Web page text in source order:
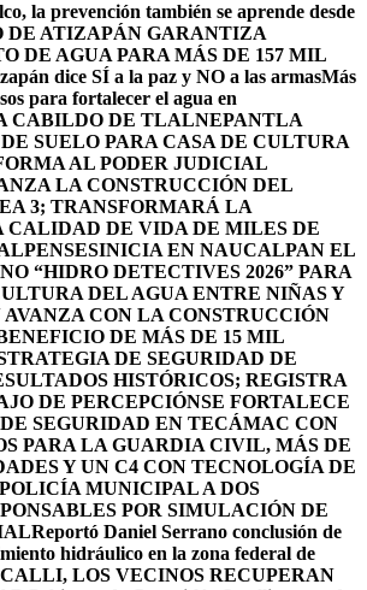
la prevención también se aprende desde
DE ATIZAPÁN GARANTIZA
DE AGUA PARA MÁS DE 157 MIL
dice SÍ a la paz y NO a las armasMás
para fortalecer el agua en
CABILDO DE TLALNEPANTLA
SUELO PARA CASA DE CULTURA
AL PODER JUDICIAL
LA CONSTRUCCIÓN DEL
3; TRANSFORMARÁ LA
DE VIDA DE MILES DE
INICIA EN NAUCALPAN EL
“HIDRO DETECTIVES 2026” PARA
DEL AGUA ENTRE NIÑAS Y
CON LA CONSTRUCCIÓN
DE MÁS DE 15 MIL
DE SEGURIDAD DE
HISTÓRICOS; REGISTRA
DE PERCEPCIÓNSE FORTALECE
SEGURIDAD EN TECÁMAC CON
PARA LA GUARDIA CIVIL, MÁS DE
Y UN C4 CON TECNOLOGÍA DE
MUNICIPAL A DOS
POR SIMULACIÓN DE
Reportó Daniel Serrano conclusión de
hidráulico en la zona federal de
LOS VECINOS RECUPERAN